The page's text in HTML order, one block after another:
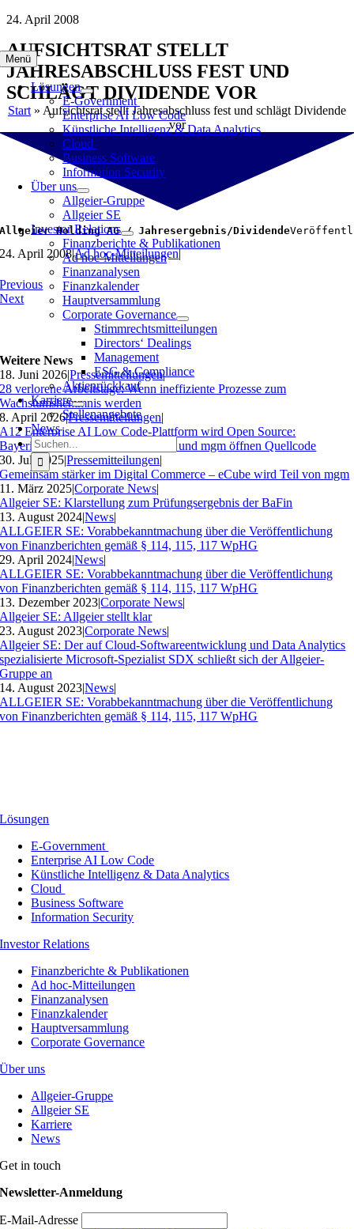
Zum
springen
Menü
Lösungen
E-Government
Enterprise AI Low Code
Künstliche Intelligenz & Data Analytics
Cloud
Business Software
Information Security
Über uns
Allgeier-Gruppe
Allgeier SE
Investor Relations
Finanzberichte & Publikationen
Ad hoc-Mitteilungen
Finanzanalysen
Finanzkalender
Hauptversammlung
Corporate Governance
Stimmrechtsmitteilungen
Directors‘ Dealings
Management
ESG & Compliance
Aktienrückkauf
Karriere
Stellenangebote
News
Suche
nach:
24. April 2008
AUFSICHTSRAT STELLT
JAHRESABSCHLUSS FEST UND
SCHLÄGT DIVIDENDE VOR
Start » Aufsichtsrat stellt Jahresabschluss fest und schlägt Dividende
vor
Allgeier Holding AG / Jahresergebnis/Dividende
24. April 2008|Ad hoc-Mitteilungen|
Previous
Next
Weitere News
18. Juni 2026|Pressemitteilungen|
28 verlorene Arbeitstage: Wenn ineffiziente Prozesse zum
Wachstumshemmnis werden
8. April 2026|Pressemitteilungen|
A12 Enterprise AI Low Code-Plattform wird Open Source:
Bayerisches Landesamt für Steuern und mgm öffnen Quellcode
30. Juli 2025|Pressemitteilungen|
Gemeinsam stärker im Digital Commerce – eCube wird Teil von mgm
11. März 2025|Corporate News|
Allgeier SE: Klarstellung zum Prüfungsergebnis der BaFin
13. August 2024|News|
ALLGEIER SE: Vorabbekanntmachung über die Veröffentlichung
von Finanzberichten gemäß § 114, 115, 117 WpHG
29. April 2024|News|
ALLGEIER SE: Vorabbekanntmachung über die Veröffentlichung
von Finanzberichten gemäß § 114, 115, 117 WpHG
13. Dezember 2023|Corporate News|
Allgeier SE: Allgeier stellt klar
23. August 2023|Corporate News|
Allgeier SE: Der auf Cloud-Softwareentwicklung und Data Analytics
spezialisierte Microsoft-Spezialist SDX schließt sich der Allgeier-
Gruppe an
14. August 2023|News|
ALLGEIER SE: Vorabbekanntmachung über die Veröffentlichung
von Finanzberichten gemäß § 114, 115, 117 WpHG
Lösungen
E-Government
Enterprise AI Low Code
Künstliche Intelligenz & Data Analytics
Cloud
Business Software
Information Security
Investor Relations
Finanzberichte & Publikationen
Ad hoc-Mitteilungen
Finanzanalysen
Finanzkalender
Hauptversammlung
Corporate Governance
Über uns
Allgeier-Gruppe
Allgeier SE
Karriere
News
Get in touch
Newsletter-Anmeldung
E-Mail-Adresse